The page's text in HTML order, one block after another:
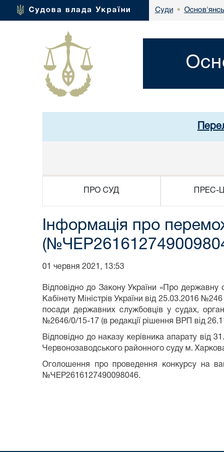
Судова влада України Суди •
ПРО СУД ПРЕС-
Інформація про
01 червня 2021, 13:53
Відповідно до Закону України «Про
Кабінету Міністрів України від 25.03.2016
посади державних службовців у судах,
№2646/0/15-17 (в редакції рішення ВРП від
Відповідно до наказу керівника апарату від
Червонозаводського районного суду м.
Оголошення про проведення конкурсу на
№ЧЕР2616127490098046.